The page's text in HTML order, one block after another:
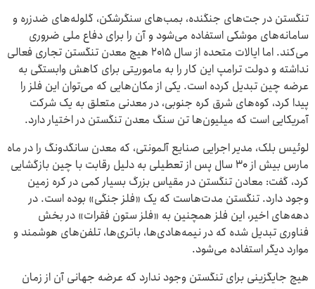
تنگستن در جت‌های جنگنده، بمب‌های سنگرشکن، گلوله‌های ضدزره و
سامانه‌های موشکی استفاده می‌شود و آن را برای دفاع ملی ضروری
می‌کند. اما ایالات متحده از سال ۲۰۱۵ هیچ معدن تنگستن تجاری فعالی
نداشته و دولت ترامپ این کار را به ماموریتی برای کاهش وابستگی به
عرضه چین تبدیل کرده است. یکی از مکان‌هایی که می‌توان این فلز را
پیدا کرد، کوه‌های شرق کره جنوبی، در معدنی متعلق به یک شرکت
آمریکایی است که میلیون‌ها تن سنگ معدن تنگستن در اختیار دارد.
لوئیس بلک، مدیر اجرایی صنایع آلمونتی، که معدن سانگدونگ را در ماه
مارس بیش از 30 سال پس از تعطیلی به دلیل رقابت با چین بازگشایی
کرد، گفت: معادن تنگستن در مقیاس بزرگ بسیار کمی در کره زمین
وجود دارد. تنگستن مدت‌هاست که یک «فلز جنگی» بوده است. در
دهه‌های اخیر، این فلز همچنین به «فلز ستون فقرات» در بخش
فناوری تبدیل شده که در نیمه‌هادی‌ها، باتری‌ها، تلفن‌های هوشمند و
موارد دیگر استفاده می‌شود.
هیچ جایگزینی برای تنگستن وجود ندارد که عرضه جهانی آن از زمان